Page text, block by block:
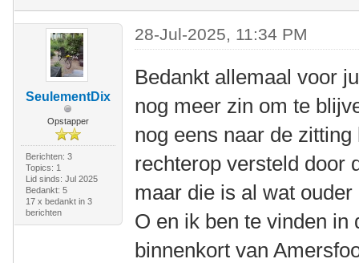
SeulementDix
Opstapper
Berichten: 3
Topics: 1
Lid sinds: Jul 2025
Bedankt: 5
17 x bedankt in 3
berichten
28-Jul-2025, 11:34 PM
Bedankt allemaal voor
nog meer zin om te
nog eens naar de
rechterop versteld door
maar die is al wat
O en ik ben te vinden in
binnenkort van